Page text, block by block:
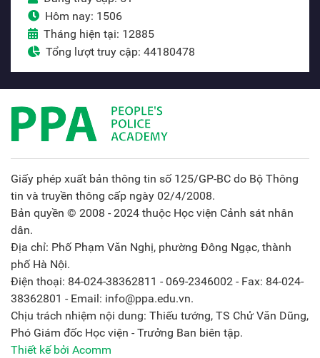
Hôm nay: 1506
Tháng hiện tại: 12885
Tổng lượt truy cập: 44180478
Giấy phép xuất bản thông tin số 125/GP-BC do Bộ Thông
tin và truyền thông cấp ngày 02/4/2008.
Bản quyền © 2008 - 2024 thuộc Học viện Cảnh sát nhân
dân.
Địa chỉ: Phố Phạm Văn Nghị, phường Đông Ngạc, thành
phố Hà Nội.
Điện thoại: 84-024-38362811 - 069-2346002 - Fax: 84-024-
38362801 - Email: info@ppa.edu.vn.
Chịu trách nhiệm nội dung: Thiếu tướng, TS Chử Văn Dũng,
Phó Giám đốc Học viện - Trưởng Ban biên tập.
Thiết kế bởi Acomm